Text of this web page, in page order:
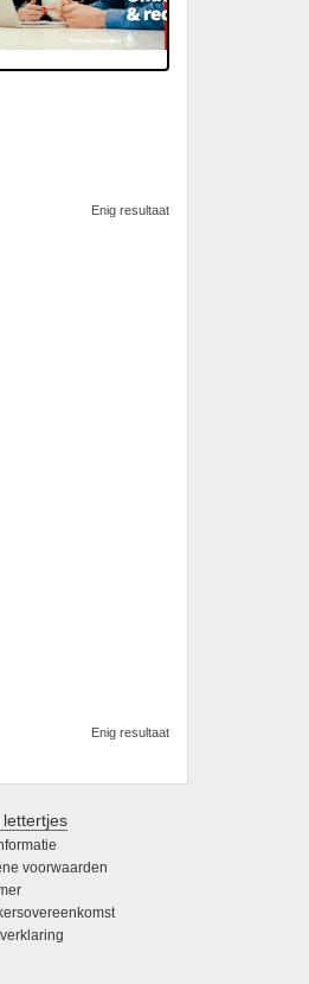
Enig resultaat
Enig resultaat
lettertjes
voorwaarden